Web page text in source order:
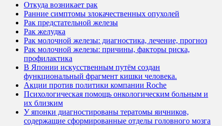
Откуда возникает рак
Ранние симптомы злокачественных опухолей
Рак предстательной железы
Рак желудка
Рак молочной железы: диагностика, лечение, прогноз
Рак молочной железы: причины, факторы риска,
профилактика
В Японии искусственным путём создан
функциональный фрагмент кишки человека.
Акции против политики компании Roche
Психологическая помощь онкологическим больным и
их близким
У японки диагностированы тератомы яичников,
содержащие сформированные отделы головного мозга